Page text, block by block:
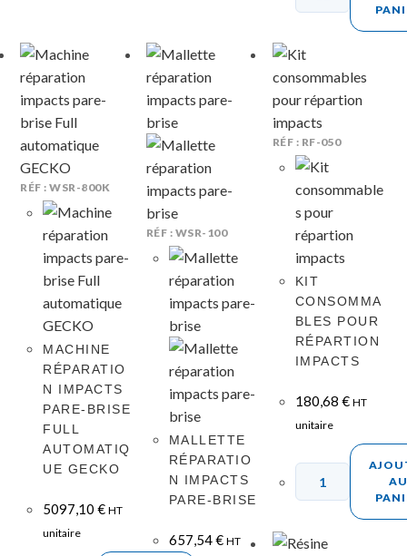
RÉF : WSR-800K
MACHINE
RÉPARATIO
N IMPACTS
PARE-BRISE
FULL
AUTOMATIQ
UE GECKO
5097,10€ HT
unitaire
RÉF : WSR-100
MALLETTE
RÉPARATIO
N IMPACTS
PARE-BRISE
657,54€ HT
RÉF : RF-050
KIT
CONSOMMA
BLES POUR
RÉPARTION
IMPACTS
180,68 € HT
unitaire
AU